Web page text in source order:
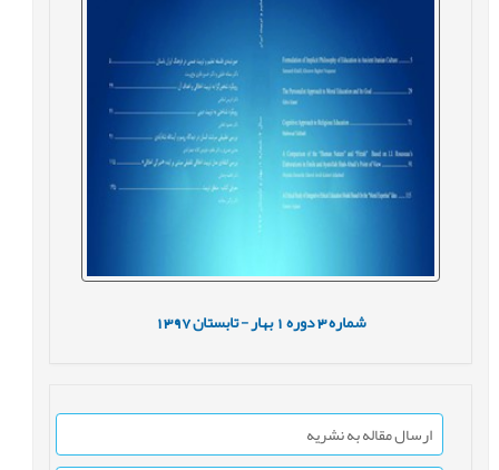
شماره3 دوره1 بهار - تابستان1397
ارسال مقاله به نشریه